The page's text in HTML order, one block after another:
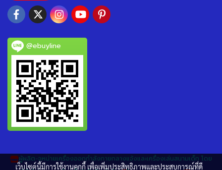
@ebuyline
ผู้ผลิต-จหน่ายเครื่องออกกำลังกายกลางแจ้งและเครื่องเล่นสนามเด็ก โดย
เว็บไซต์นี้มีการใช้งานคุกกี้ เพื่อเพิ่มประสิทธิภาพและประสบการณ์ที่ดี